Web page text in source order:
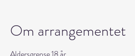
Om arrangementet